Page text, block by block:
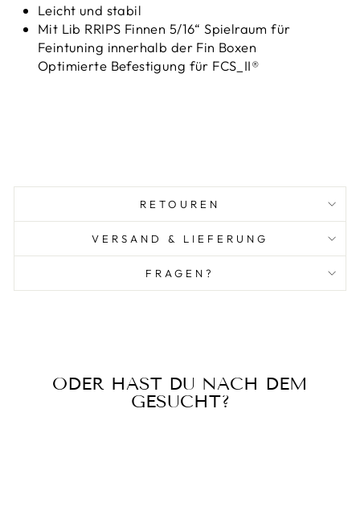
Leicht und stabil
Mit Lib RRIPS Finnen 5/16“ Spielraum für
Feintuning innerhalb der Fin Boxen
Optimierte Befestigung für FCS_II®
RETOUREN
VERSAND & LIEFERUNG
FRAGEN?
ODER HAST DU NACH DEM
GESUCHT?